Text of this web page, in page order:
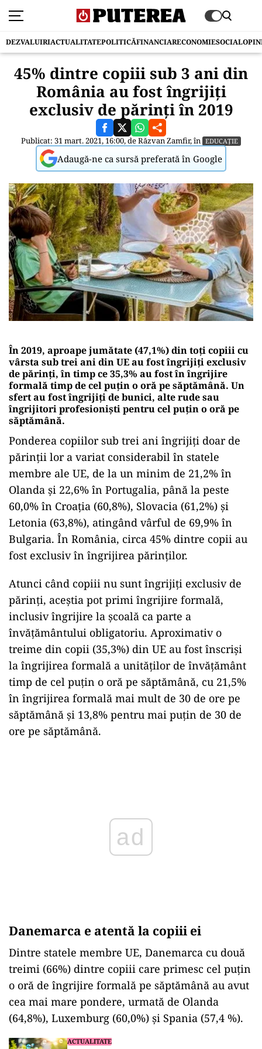
DEZVALUIRIACTUALITATEPOLITICĂFINANCIARECONOMIESOCIAL
45% dintre copiii sub 3 ani din
România au fost îngrijiți
exclusiv de părinți în 2019
Publicat: 31 mart. 2021, 16:00, deRăzvan Zamfir, în EDUCAȚIE
Adaugă-ne ca sursă preferată în Google
În 2019, aproape jumătate (47,1%) din toți copiii cu
vârsta sub trei ani din UE au fost îngrijiți exclusiv
de părinți, în timp ce 35,3% au fost în îngrijire
formală timp de cel puțin o oră pe săptămână. Un
sfert au fost îngrijiți de bunici, alte rude sau
îngrijitori profesioniști pentru cel puțin o oră pe
săptămână.
Ponderea copiilor sub trei ani îngrijiți doar de
părinții lor a variat considerabil în statele
membre ale UE, de la un minim de 21,2% în
Olanda și 22,6% în Portugalia, până la peste
60,0% în Croația (60,8%), Slovacia (61,2%) și
Letonia (63,8%), atingând vârful de 69,9% în
Bulgaria. În România, circa 45% dintre copii au
fost exclusiv în îngrijirea părinților.
Atunci când copiii nu sunt îngrijiți exclusiv de
părinți, aceștia pot primi îngrijire formală,
inclusiv îngrijire la școală ca parte a
învățământului obligatoriu. Aproximativ o
treime din copii (35,3%) din UE au fost înscriși
la îngrijirea formală a unităților de învățământ
timp de cel puțin o oră pe săptămână, cu 21,5%
în îngrijirea formală mai mult de 30 de ore pe
săptămână și 13,8% pentru mai puțin de 30 de
ore pe săptămână.
Danemarca e atentă la copiii ei
Dintre statele membre UE, Danemarca cu două
treimi (66%) dintre copiii care primesc cel puțin
o oră de îngrijire formală pe săptămână au avut
cea mai mare pondere, urmată de Olanda
(64,8%), Luxemburg (60,0%) și Spania (57,4 %).
ACTUALITATE